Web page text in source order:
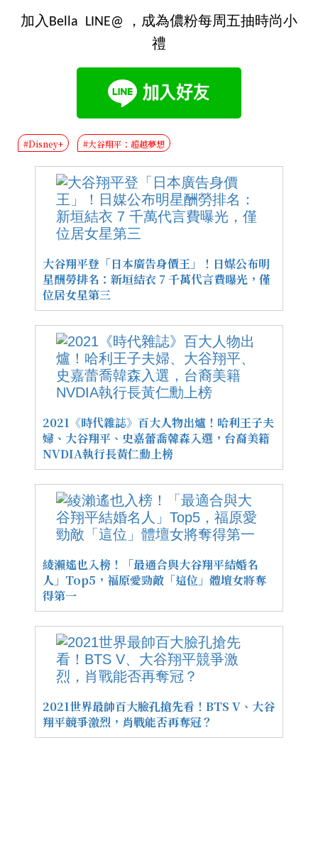
加入Bella LINE@ ，成為儂粉每周五抽時尚小
禮
#Disney+ #大谷翔平：超越夢想
大谷翔平登「日本廣告身價王」！日媒公布明
星酬勞排名：新垣結衣 7 千萬代言費曝光，僅
位居女星第三
2021《時代雜誌》百大人物出爐！哈利王子夫
婦、大谷翔平、史嘉蕾喬韓森入選，台裔美籍
NVDIA執行長黃仁勳上榜
綾瀨遙也入榜！「最適合與大谷翔平結婚名
人」Top5，福原愛勁敵「這位」體壇女將奪
得第一
2021世界最帥百大臉孔搶先看！BTS V、大谷
翔平競爭激烈，肖戰能否再奪冠？